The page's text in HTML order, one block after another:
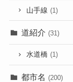
山手線 (1)
道紹介 (31)
水道橋 (1)
都市名 (200)